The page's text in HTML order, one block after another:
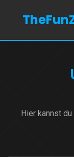
Hier kannst